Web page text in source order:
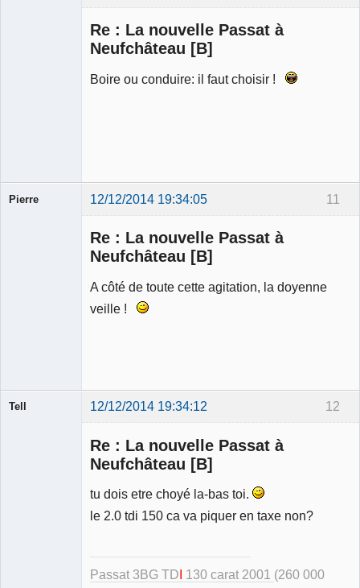
Re : La nouvelle Passat à
Neufchâteau [B]
Boire ou conduire: il faut choisir !
11
Pierre 12/12/2014 19:34:05
Re : La nouvelle Passat à
Neufchâteau [B]
A côté de toute cette agitation, la doyenne
veille !
12
Tell 12/12/2014 19:34:12
Re : La nouvelle Passat à
Neufchâteau [B]
tu dois etre choyé la-bas toi.
le 2.0 tdi 150 ca va piquer en taxe non?
Passat 3BG TD 130 carat 2001 (260 000